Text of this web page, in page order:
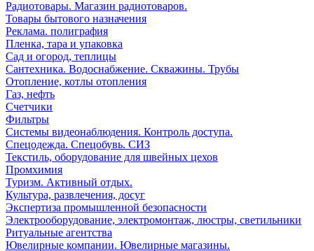
Радиотовары. Магазин радиотоваров.
Товары бытового назначения
Реклама. полиграфия
Пленка, тара и упаковка
Сад и огород, теплицы
Сантехника. Водоснабжение. Скважины. Трубы
Отопление, котлы отопления
Газ, нефть
Счетчики
Фильтры
Системы видеонаблюдения. Контроль доступа.
Спецодежда. Спецобувь. СИЗ
Текстиль, оборудование для швейных цехов
Промхимия
Туризм. Активный отдых.
Культура, развлечения, досуг
Экспертиза промышленной безопасности
Электрооборудование, электромонтаж, люстры, светильники
Ритуальные агентства
Ювелирные компании. Ювелирные магазины.